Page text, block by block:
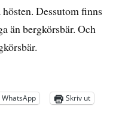
Dessutom finns
än bergkörsbär. Och
WhatsApp
Skriv ut